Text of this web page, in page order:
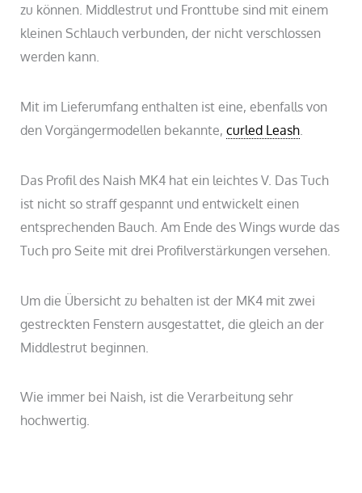
zu können. Middlestrut und Fronttube sind mit einem
kleinen Schlauch verbunden, der nicht verschlossen
werden kann.
Mit im Lieferumfang enthalten ist eine, ebenfalls von
den Vorgängermodellen bekannte,curled Leash
Das Profil des Naish MK4 hat ein leichtes V. Das Tuch
ist nicht so straff gespannt und entwickelt einen
entsprechenden Bauch. Am Ende des Wings wurde das
Tuch pro Seite mit drei Profilverstärkungen versehen.
Um die Übersicht zu behalten ist der MK4 mit zwei
gestreckten Fenstern ausgestattet, die gleich an der
Middlestrut beginnen.
Wie immer bei Naish, ist die Verarbeitung sehr
hochwertig.